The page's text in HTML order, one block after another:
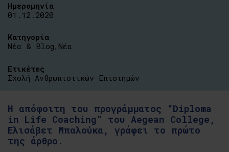
Η απόφοιτη του προγράμματος “Diploma
in Life Coaching” του Aegean College,
Ελισάβετ Μπαλούκα, γράφει το πρώτο
της άρθρο.
Ημερομηνία
01.12.2020
Κατηγορία
Νέα & Blog , Νέα
Ετικέτες
Σχολή Ανθρωπιστικών Επιστημών